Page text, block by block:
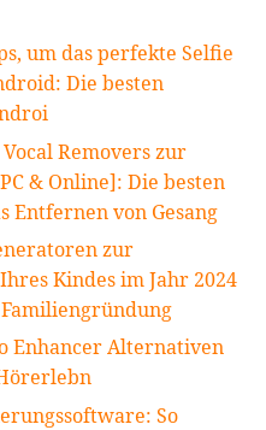
um das perfekte Selfie
Die besten
Removers zur
& Online]: Die besten
Entfernen von Gesang
zur
Kindes im Jahr 2024
Enhancer Alternativen
So